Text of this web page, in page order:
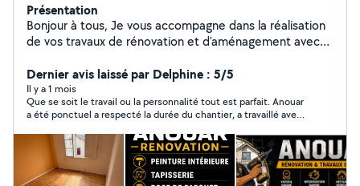
Présentation
Bonjour à tous, Je vous accompagne dans la réalisation
de vos travaux de rénovation et d'aménagement avec
professionnel et attentif aux finitions, je réalise des
prestations de qualité pour particuliers souhaitant un
travail propre et durable. Prestations proposées :
Peinture et finitions haut de gamme Enduits et placo
Pose de parquet bois et PVC Carrelage Montage de
meubles et aménagements Installation de luminaires et
plafonniers Petits travaux de plomberie Rénovation
Dernier avis laissé par Delphine : 5/5
Il y a 1 mois
Que se soit le travail ou la personnalité tout est parfait. Anouar
a été ponctuel a respecté la durée du chantier, a travaillé avec
chantier (protection poussières). En un mot je recommande
vivement.